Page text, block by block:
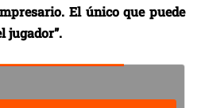
El único que puede
jugador”.